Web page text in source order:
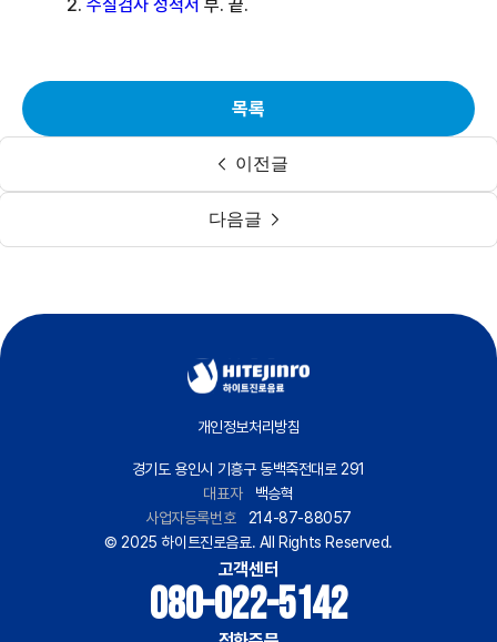
2. 수질검사 성적서 부. 끝.
이전글
목록
다음글
개인정보처리방침
경기도 용인시 기흥구 동백죽전대로 291
대표자
백승혁
사업자등록번호
214-87-88057
© 2025 하이트진로음료. All Rights Reserved.
고객센터
080-022-5142